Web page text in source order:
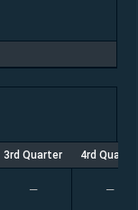
3rd Quarter 4rd
— —